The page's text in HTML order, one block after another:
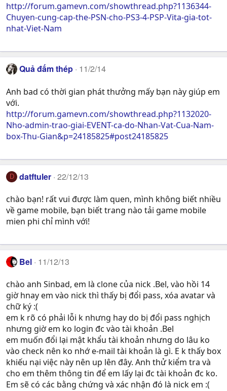
http://forum.gamevn.com/showthread.php?1136344-
Chuyen-cung-cap-the-PSN-cho-PS3-4-PSP-Vita-gia-tot-
nhat-Viet-Nam
Quả đấm thép 11/2/14
Anh bad có thời gian phát thưởng mấy bạn này giúp em
với.
http://forum.gamevn.com/showthread.php?1132020-
Nho-admin-trao-giai-EVENT-ca-do-Nhan-Vat-Cua-Nam-
box-Thu-Gian&p=24185825#post24185825
D datftuler 22/12/13
chào bạn! rất vui được làm quen, mình không biết nhiều
về game mobile, bạn biết trang nào tải game mobile
mien phi chỉ mình với!
Bel 11/12/13
chào anh Sinbad, em là clone của nick .Bel, vào hồi 14
giờ hnay em vào nick thì thấy bị đổi pass, xóa avatar và
chữ ký :(
em k rõ có phải lỗi k nhưng hay do bị đổi pass nghịch
nhưng giờ em ko login đc vào tài khoản .Bel
em muốn đổi lại mật khẩu tài khoản nhưng do lâu ko
vào check nên ko nhớ e-mail tài khoản là gì. E k thấy box
khiếu nại việc này nên up lên đây. Anh thử kiểm tra và
cho em thêm thông tin để em lấy lại đc tài khoản đc ko.
Em sẽ có các bằng chứng và xác nhận đó là nick em :(